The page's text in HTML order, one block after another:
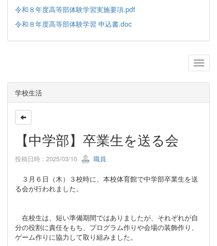
令和８年度高等部体験学習実施要項.pdf
令和８年度高等部体験学習 申込書.doc
学校生活
【中学部】卒業生を送る会
投稿日時 : 2025/03/10 職員
３月６日（木）３校時に、本校体育館で中学部卒業生を送
る会が行われました。
在校生は、短い準備期間ではありましたが、それぞれが自
分の役割に責任をもち、プログラム作りや会場の装飾作り、
ゲーム作りに協力して取り組みました。